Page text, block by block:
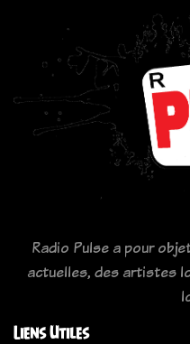
Radio Pulse a pour
actuelles, des artistes
Liens Utiles